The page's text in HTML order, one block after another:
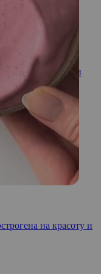
(даже если
на красоту и